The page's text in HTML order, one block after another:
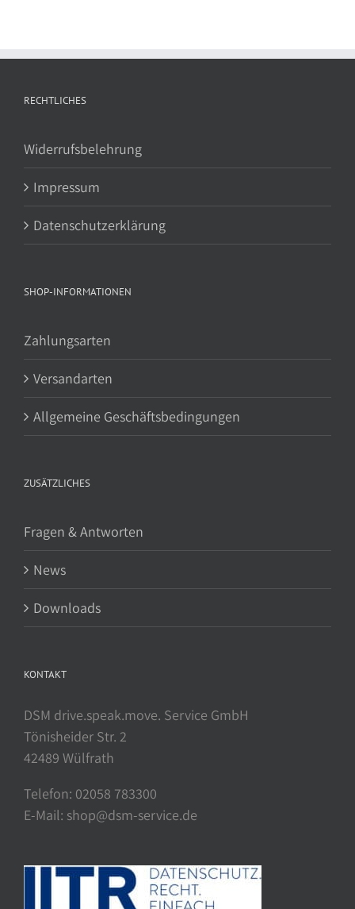
RECHTLICHES
Widerrufsbelehrung
Impressum
Datenschutzerklärung
SHOP-INFORMATIONEN
Zahlungsarten
Versandarten
Allgemeine Geschäftsbedingungen
ZUSÄTZLICHES
Fragen & Antworten
News
Downloads
KONTAKT
DSM drive.speak.move. Service GmbH
Tönisheider Str. 2
42489 Wülfrath
Telefon: 02058 783300
E-Mail: shop@dsm-service.de